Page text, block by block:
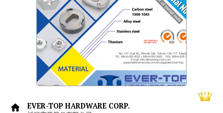
EVER-TOP HARDWARE CORP.